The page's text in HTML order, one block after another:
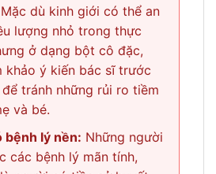
dù kinh giới có thể an
lượng nhỏ trong thực
ở dạng bột cô đặc,
khảo ý kiến bác sĩ trước
tránh những rủi ro tiềm
và bé.
bệnh lý nền: Những người
các bệnh lý mãn tính,